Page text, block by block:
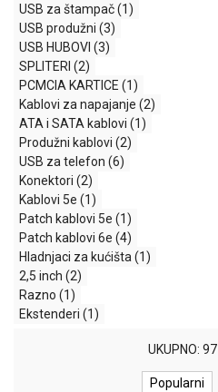
OPREMA
MOBILNI I
FIKSNI
TELEFONI
MALI
KUĆNI
APARATI
LICA I
TELA
RAČUNARSKE
KOMPONENTE
RAČUNARSKE
USB za štampač(1)
USB produžni (3)
USB HUBOVI (3)
SPLITERI (2)
PCMCIA KARTICE (1)
Kablovi za napajanje (2)
ATA i SATA kablovi (1)
Produžni kablovi (2)
USB za telefon (6)
Konektori (2)
Kablovi 5e (1)
Patch kablovi 5e (1)
Patch kablovi 6e (4)
Hladnjaci za kućišta (1)
2,5 inch (2)
Razno (1)
Ekstenderi (1)
UKUPNO: 97
Popularni